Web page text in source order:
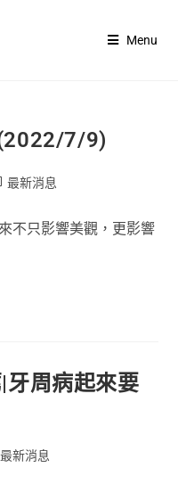
Menu
7/9)
最新消息
不只影響美觀，更影響
牙周病起來要
最新消息